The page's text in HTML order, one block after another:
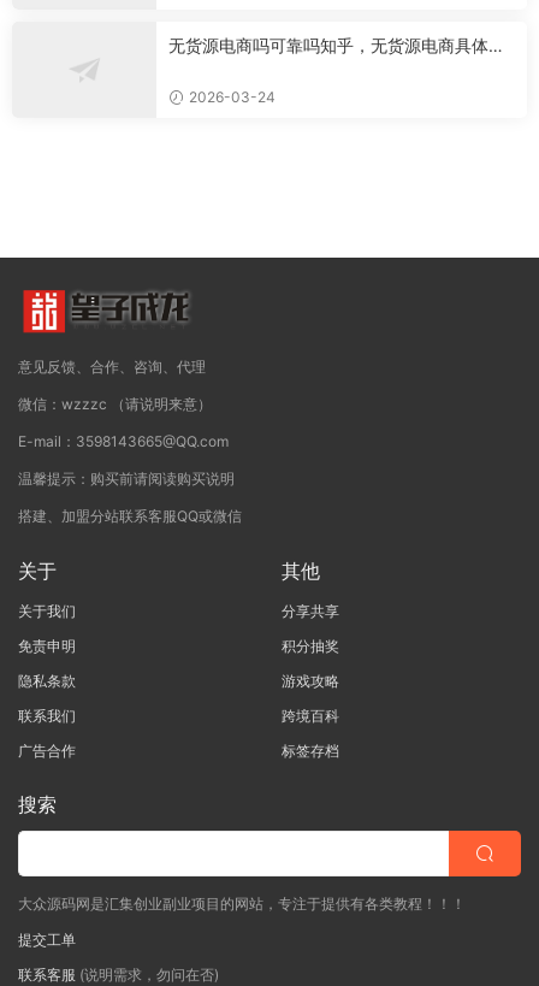
无货源电商吗可靠吗知乎，无货源电商具体是
2026-03-24
意见反馈、合作、咨询、代理
微信：wzzzc （请说明来意）
E-mail：3598143665@QQ.com
温馨提示：购买前请阅读购买说明
搭建、加盟分站联系客服QQ或微信
关于
关于我们
免责申明
隐私条款
联系我们
广告合作
其他
分享共享
积分抽奖
游戏攻略
跨境百科
标签存档
搜索
大众源码网是汇集创业副业项目的网站，专注于提供有各类教程！！！
提交工单
联系客服 (说明需求，勿问在否)